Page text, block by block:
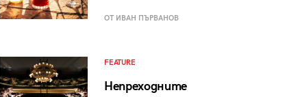
ОТ ИВАН ПЪРВАНОВ
FEATURE
Непреходните